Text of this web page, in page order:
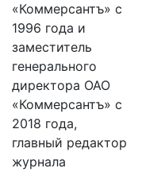
«Коммерсантъ» с
1996 года и
заместитель
генерального
директора ОАО
«Коммерсантъ» с
2018 года,
главный редактор
журнала